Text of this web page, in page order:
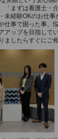
「まずは看護士・
未経験OKのお仕事
仕事で困った事、
アップを目指して
したらすぐにご